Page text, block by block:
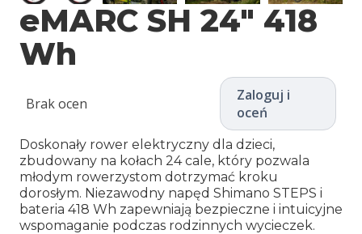
eMARC SH 24″ 418
Wh
Brak ocen
Zaloguj i
oceń
Doskonały rower elektryczny dla dzieci,
zbudowany na kołach 24 cale, który pozwala
młodym rowerzystom dotrzymać kroku
dorosłym. Niezawodny napęd Shimano STEPS i
bateria 418 Wh zapewniają bezpieczne i intuicyjne
wspomaganie podczas rodzinnych wycieczek.